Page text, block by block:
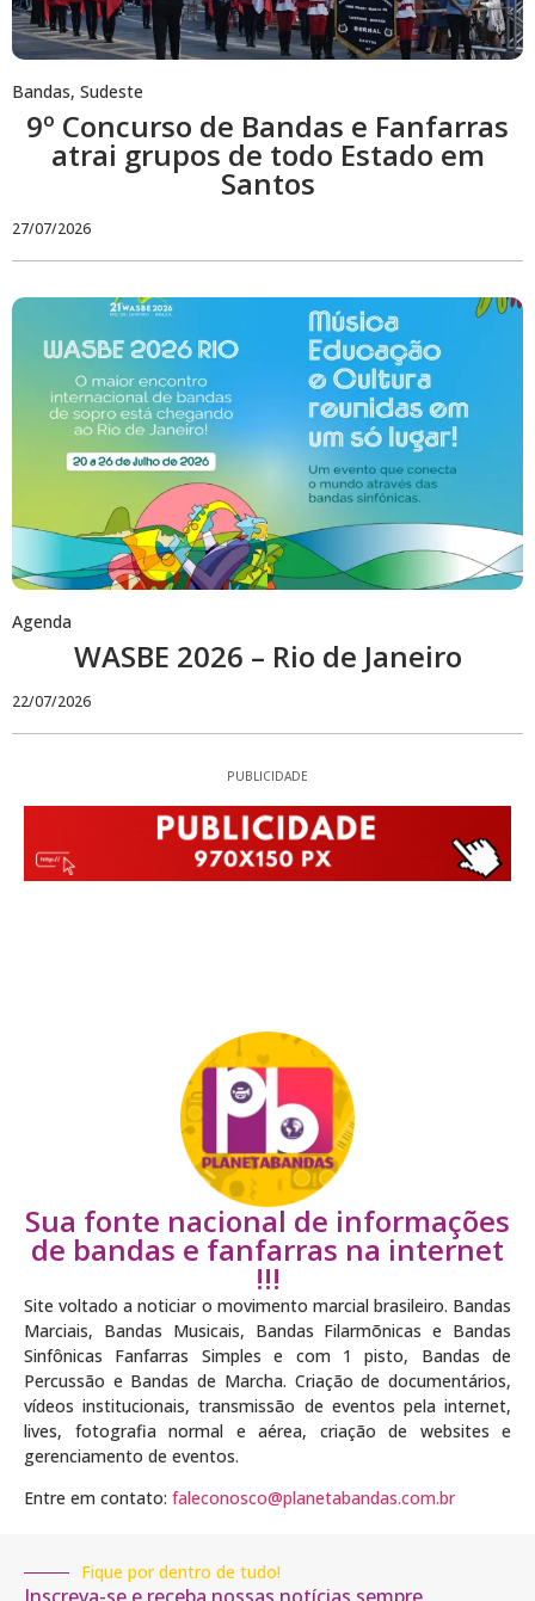
Bandas, Sudeste
9º Concurso de Bandas e Fanfarras
atrai grupos de todo Estado em
Santos
27/07/2026
Agenda
WASBE 2026 – Rio de Janeiro
22/07/2026
PUBLICIDADE
Sua fonte nacional de informações
de bandas e fanfarras na internet
!!!
Site voltado a noticiar o movimento marcial brasileiro. Bandas
Marciais, Bandas Musicais, Bandas Filarmõnicas e Bandas
Sinfônicas Fanfarras Simples e com 1 pisto, Bandas de
Percussão e Bandas de Marcha. Criação de documentários,
vídeos institucionais, transmissão de eventos pela internet,
lives, fotografia normal e aérea, criação de websites e
gerenciamento de eventos.
Entre em contato: faleconosco@planetabandas.com.br
Fique por dentro de tudo!